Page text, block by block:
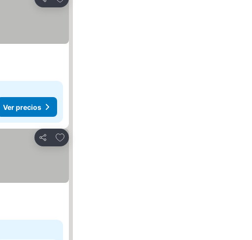
Compartir
Ver precios
Compartir
Agregar a favoritos